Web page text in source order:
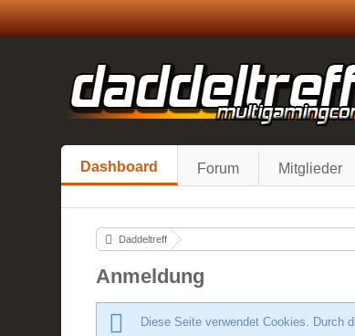
Dashboard Forum Mitglieder
Daddeltreff
Anmeldung
Diese Seite verwendet Cookies. Durch